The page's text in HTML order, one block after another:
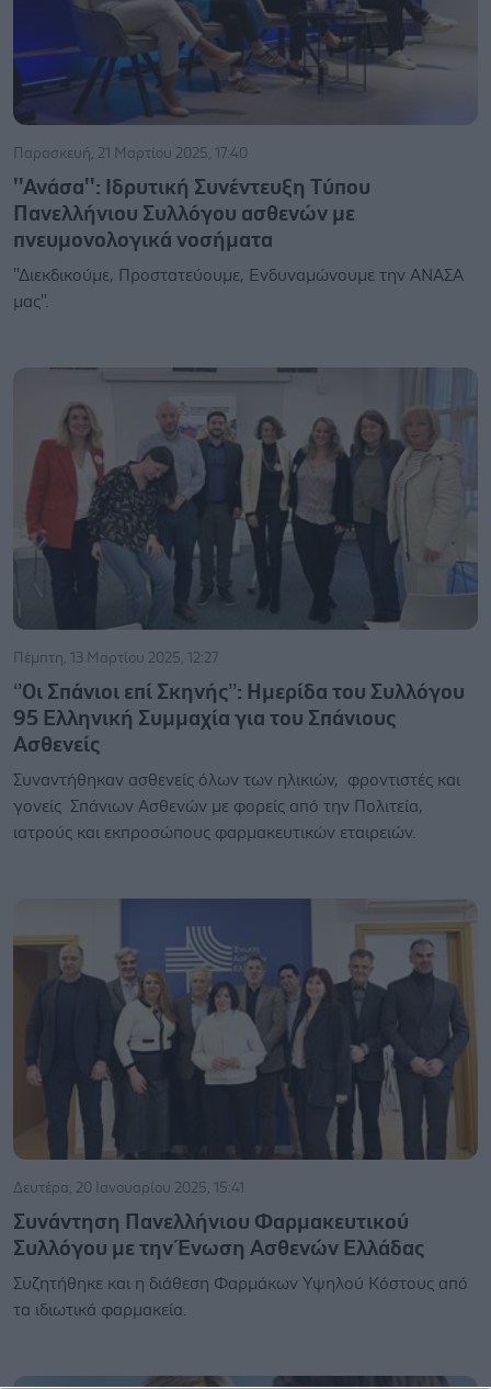
Παρασκευή, 21 Μαρτίου 2025, 17:40
''Ανάσα'': Ιδρυτική Συνέντευξη Tύπου
Πανελλήνιου Συλλόγου ασθενών με
πνευμονολογικά νοσήματα
''Διεκδικούμε, Προστατεύουμε, Ενδυναμώνουμε την ΑΝΑΣΑ
μας''.
Πέμπτη, 13 Μαρτίου 2025, 12:27
‘’Οι Σπάνιοι επί Σκηνής’’: Ημερίδα του Συλλόγου
95 Ελληνική Συμμαχία για του Σπάνιους
Ασθενείς
Συναντήθηκαν ασθενείς όλων των ηλικιών, φροντιστές και
γονείς Σπάνιων Ασθενών με φορείς από την Πολιτεία,
ιατρούς και εκπροσώπους φαρμακευτικών εταιρειών.
Δευτέρα, 20 Ιανουαρίου 2025, 15:41
Συνάντηση Πανελλήνιου Φαρμακευτικού
Συλλόγου με την Ένωση Ασθενών Ελλάδας
Συζητήθηκε και η διάθεση Φαρμάκων Υψηλού Κόστους από
τα ιδιωτικά φαρμακεία.